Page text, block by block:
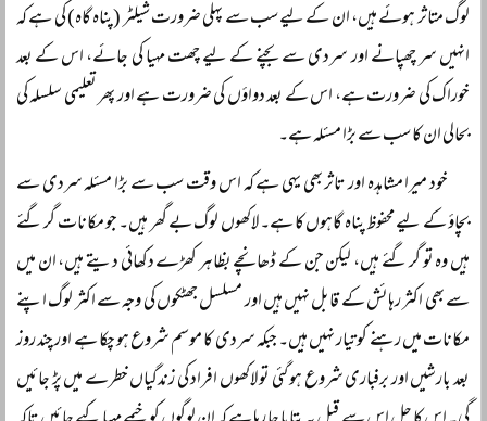
لوگ متاثر ہوئے ہیں، ان کے لیے سب سے پہلی ضرورت شیلٹر (پناہ گاہ) کی ہے کہ
انہیں سر چھپانے اور سردی سے بچنے کے لیے چھت مہیا کی جائے، اس کے بعد
خوراک کی ضرورت ہے، اس کے بعد دواؤں کی ضرورت ہے اور پھر تعلیمی سلسلہ کی
بحالی ان کا سب سے بڑا مسئلہ ہے۔
خود میرا مشاہدہ اور تاثر بھی یہی ہے کہ اس وقت سب سے بڑا مسئلہ سردی سے
بچاؤ کے لیے محفوظ پناہ گاہوں کا ہے۔ لاکھوں لوگ بے گھر ہیں۔ جو مکانات گر گئے
ہیں وہ تو گر گئے ہیں، لیکن جن کے ڈھانچے بظاہر کھڑے دکھائی دیتے ہیں، ان میں
سے بھی اکثر رہائش کے قابل نہیں ہیں اور مسلسل جھٹکوں کی وجہ سے اکثر لوگ اپنے
مکانات میں رہنے کو تیار نہیں ہیں۔ جبکہ سردی کا موسم شروع ہو چکا ہے اور چند روز
بعد بارشیں اور برفباری شروع ہو گئی تو لاکھوں افراد کی زندگیاں خطرے میں پڑ جائیں